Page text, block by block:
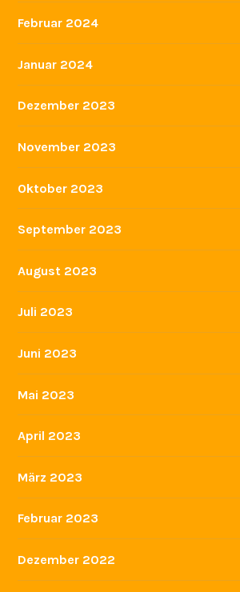
Februar 2024
Januar 2024
Dezember 2023
November 2023
Oktober 2023
September 2023
August 2023
Juli 2023
Juni 2023
Mai 2023
April 2023
März 2023
Februar 2023
Dezember 2022